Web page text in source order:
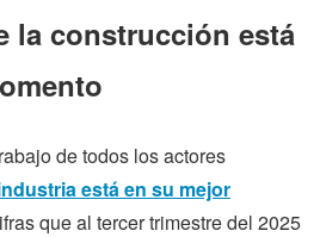
la construcción está
de todos los actores
está en su mejor
que al tercer trimestre del 2025